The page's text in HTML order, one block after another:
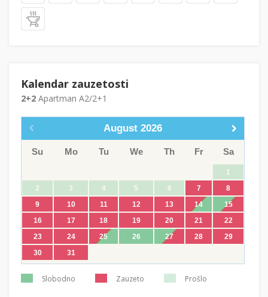
Kalendar zauzetosti
2+2 Apartman A2/2+1
August 2026
Su Mo Tu We Th Fr Sa
1
2
3 4 5 6 7
8
9
10 11 12 13 14
15
16
17 18 19 20 21
22
23
24 25 26 27 28
29
30
31
Slobodno Zauzeto Prošlo